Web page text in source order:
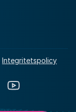
Integritetspolicy
YouTube